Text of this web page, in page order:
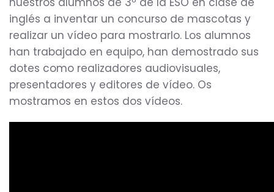
inglés a inventar un concurso de mascotas y
realizar un vídeo para mostrarlo. Los alumnos
han trabajado en equipo, han demostrado sus
dotes como realizadores audiovisuales,
presentadores y editores de vídeo. Os
mostramos en estos dos vídeos.